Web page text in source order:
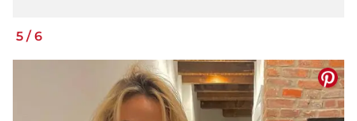
5 / 6